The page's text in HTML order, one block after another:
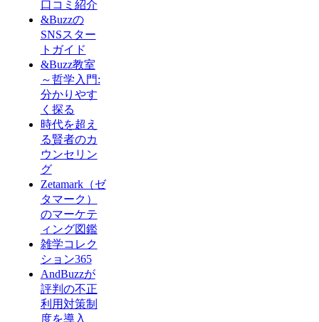
口コミ紹介
&Buzzの
SNSスター
トガイド
&Buzz教室
～哲学入門:
分かりやす
く探る
時代を超え
る賢者のカ
ウンセリン
グ
Zetamark（ゼ
タマーク）
のマーケテ
ィング図鑑
雑学コレク
ション365
AndBuzzが
評判の不正
利用対策制
度を導入